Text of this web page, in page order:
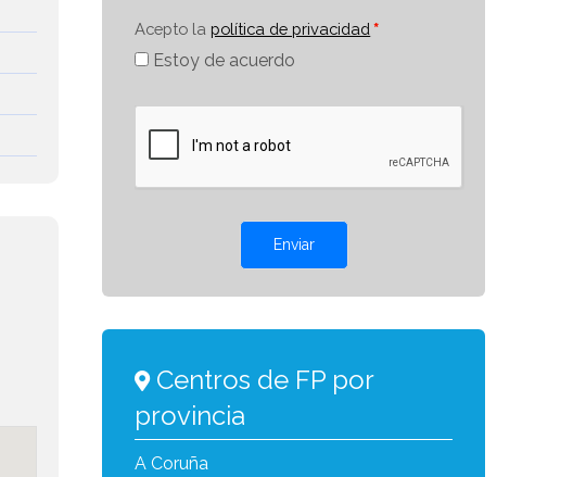
Acepto la política de privacidad
Estoy de acuerdo
Enviar
Centros de FP por
provincia
A Coruña